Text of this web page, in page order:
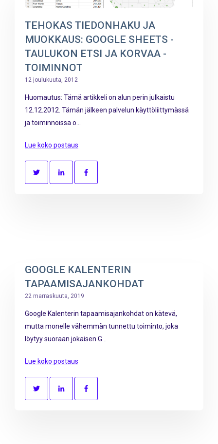
TEHOKAS TIEDONHAKU JA
MUOKKAUS: GOOGLE SHEETS -
TAULUKON ETSI JA KORVAA -
TOIMINNOT
12 joulukuuta, 2012
Huomautus: Tämä artikkeli on alun perin julkaistu
12.12.2012. Tämän jälkeen palvelun käyttöliittymässä
ja toiminnoissa o...
Lue koko postaus
GOOGLE KALENTERIN
TAPAAMISAJANKOHDAT
22 marraskuuta, 2019
Google Kalenterin tapaamisajankohdat on kätevä,
mutta monelle vähemmän tunnettu toiminto, joka
löytyy suoraan jokaisen G...
Lue koko postaus